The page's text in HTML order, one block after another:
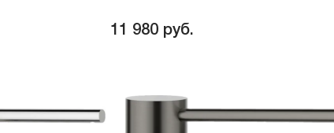
11 980 руб.